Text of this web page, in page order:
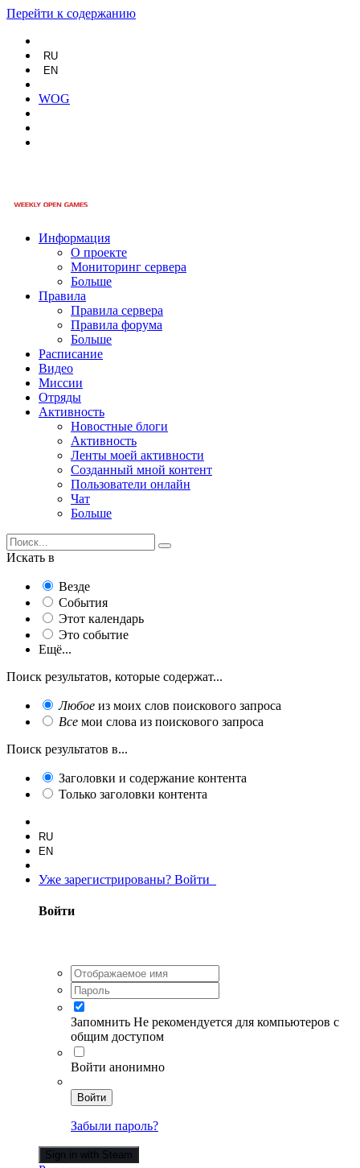
Перейти к содержанию
RU
EN
WOG
Информация
О проекте
Мониторинг сервера
Больше
Правила
Правила сервера
Правила форума
Больше
Расписание
Видео
Миссии
Отряды
Активность
Новостные блоги
Активность
Ленты моей активности
Созданный мной контент
Пользователи онлайн
Чат
Больше
Искать в
Везде
События
Этот календарь
Это событие
Ещё...
Поиск результатов, которые содержат...
Любое из моих слов поискового запроса
Все мои слова из поискового запроса
Поиск результатов в...
Заголовки и содержание контента
Только заголовки контента
RU
EN
Уже зарегистрированы? Войти
Войти
Запомнить Не рекомендуется для компьютеров с
общим доступом
Войти анонимно
Войти
Забыли пароль?
Sign in with Steam